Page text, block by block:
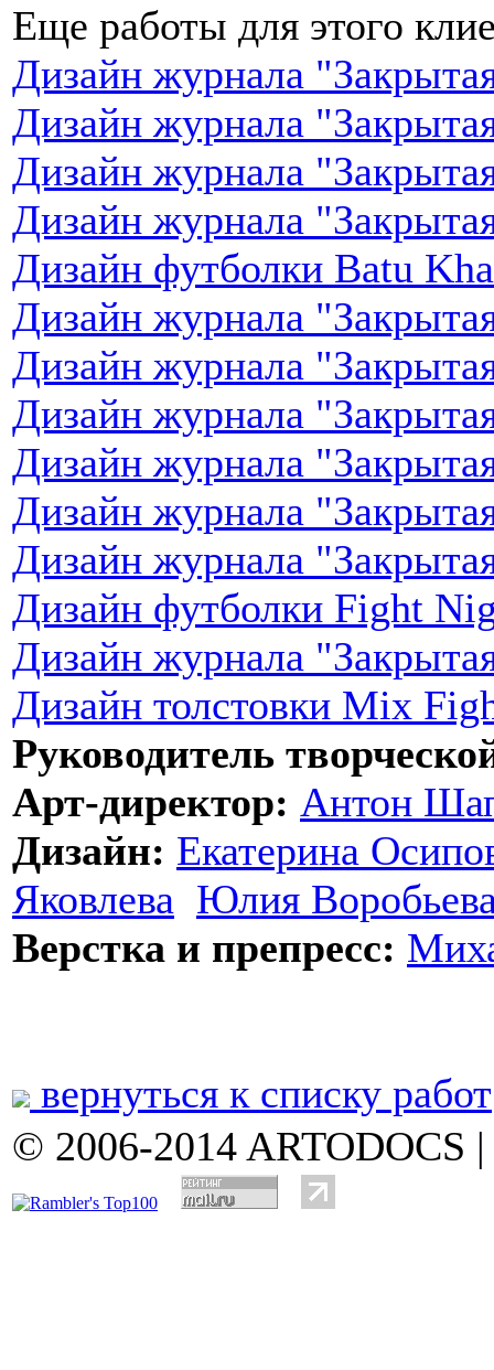
Еще работы для этого
Дизайн журнала
Дизайн журнала
Дизайн журнала
Дизайн журнала
Дизайн футболки Batu
Дизайн журнала
Дизайн журнала
Дизайн журнала
Дизайн журнала
Дизайн журнала
Дизайн журнала
Дизайн футболки Fight
Дизайн журнала
Дизайн толстовки Mix
Руководитель
Арт-директор: Антон
Дизайн: Екатерина
Яковлева Юлия
Верстка и препресс:
вернуться к списку работ
© 2006-2014 ARTODOCS